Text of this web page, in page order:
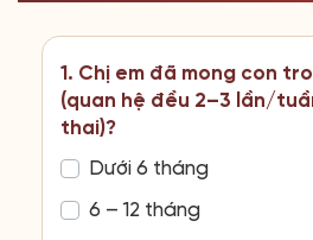
1. Chị em đã mong con
(quan hệ đều 2–3 lần/
thai)?
Dưới 6 tháng
6 – 12 tháng